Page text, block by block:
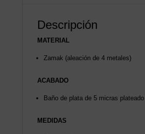
Descripción
MATERIAL
Zamak (aleación de 4 metales)
ACABADO
Baño de plata de 5 micras plateado
MEDIDAS